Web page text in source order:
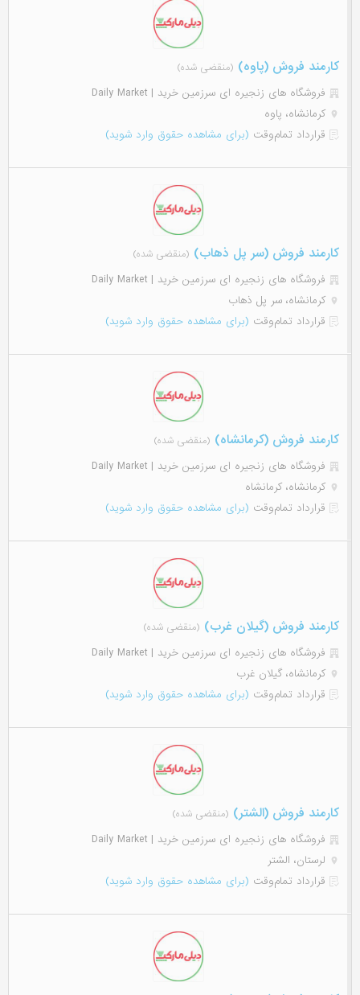
کارمند فروش (پاوه) (منقضی شده)
فروشگاه های زنجیره ای سرزمین خرید | Daily Market
کرمانشاه، پاوه
قرارداد تمام‌وقت (برای مشاهده حقوق وارد شوید)
کارمند فروش (سر پل ذهاب) (منقضی شده)
فروشگاه های زنجیره ای سرزمین خرید | Daily Market
کرمانشاه، سر پل ذهاب
قرارداد تمام‌وقت (برای مشاهده حقوق وارد شوید)
کارمند فروش (کرمانشاه) (منقضی شده)
فروشگاه های زنجیره ای سرزمین خرید | Daily Market
کرمانشاه، کرمانشاه
قرارداد تمام‌وقت (برای مشاهده حقوق وارد شوید)
کارمند فروش (گیلان غرب) (منقضی شده)
فروشگاه های زنجیره ای سرزمین خرید | Daily Market
کرمانشاه، گیلان غرب
قرارداد تمام‌وقت (برای مشاهده حقوق وارد شوید)
کارمند فروش (الشتر) (منقضی شده)
فروشگاه های زنجیره ای سرزمین خرید | Daily Market
لرستان، الشتر
قرارداد تمام‌وقت (برای مشاهده حقوق وارد شوید)